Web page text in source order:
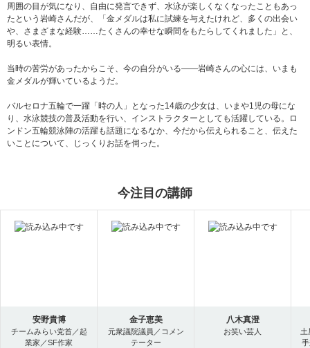
周囲の目が気になり、自由に発言できず、水泳が楽しくなくなったこともあっ
たという岩崎さんだが、「金メダルは私に試練を与えたけれど、多くの出会い
や、さまざまな経験……たくさんの幸せな瞬間をもたらしてくれました」と、
明るい表情。
当時の苦労があったからこそ、今の自分がいる――岩崎さんの心には、いまも
金メダルが輝いているようだ。
バルセロナ五輪で一躍「時の人」となった14歳の少女は、いまや1児の母にな
り、水泳競技の普及活動を行い、インストラクターとしても活躍している。ロ
ンドン五輪競泳陣の活躍も話題になるなか、今だから伝えられること、伝えた
いことについて、じっくりお話を伺った。
今注目の講師
安野貴博
チームみらい党首／起
業家／SF作家
金子恵美
元衆議院議員／コメン
テーター
八木真澄
お笑い芸人
土